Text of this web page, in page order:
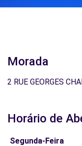
Morada
2 RUE GEORGES
Horário de
Segunda-Feira